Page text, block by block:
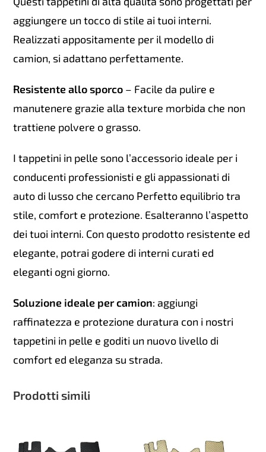
aggiungere un tocco di stile ai tuoi interni.
Realizzati appositamente per il modello di
camion, si adattano perfettamente.
Resistente allo sporco – Facile da pulire e
manutenere grazie alla texture morbida che non
trattiene polvere o grasso.
I tappetini in pelle sono l’accessorio ideale per i
conducenti professionisti e gli appassionati di
auto di lusso che cercano Perfetto equilibrio tra
stile, comfort e protezione. Esalteranno l’aspetto
dei tuoi interni. Con questo prodotto resistente ed
elegante, potrai godere di interni curati ed
eleganti ogni giorno.
Soluzione ideale per camion: aggiungi
raffinatezza e protezione duratura con i nostri
tappetini in pelle e goditi un nuovo livello di
comfort ed eleganza su strada.
Prodotti simili